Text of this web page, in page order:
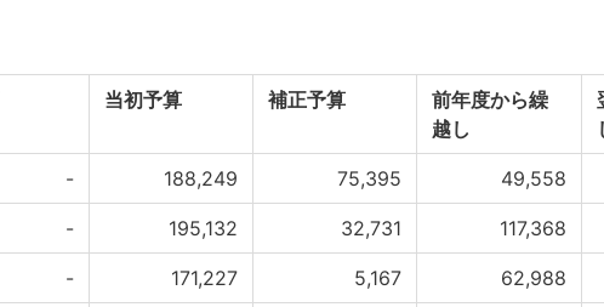
当初予算 補正予算
前年度から繰
越し
- 188,249 75,395 49,558
- 195,132 32,731 117,368
- 171,227 5,167 62,988